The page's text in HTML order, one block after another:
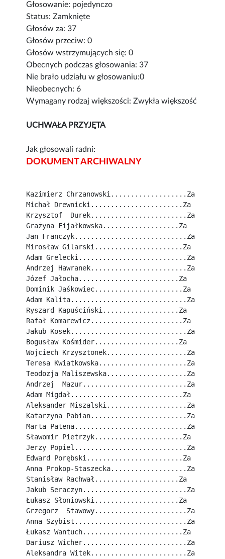
Głosowanie: pojedynczo
Status: Zamknięte
Głosów za: 37
Głosów przeciw: 0
Głosów wstrzymujących się: 0
Obecnych podczas głosowania: 37
Nie brało udziału w głosowaniu:0
Nieobecnych: 6
Wymagany rodzaj większości: Zwykła większość
UCHWAŁA PRZYJĘTA
Jak głosowali radni:
DOKUMENT ARCHIWALNY
Kazimierz Chrzanowski...................Za
Michał Drewnicki.......................Za
Krzysztof  Durek........................Za
Grażyna Fijałkowska...................Za
Jan Franczyk............................Za
Mirosław Gilarski......................Za
Adam Grelecki...........................Za
Andrzej Hawranek........................Za
Józef Jałocha.........................Za
Dominik Jaśkowiec......................Za
Adam Kalita.............................Za
Ryszard Kapuściński...................Za
Rafał Komarewicz.......................Za
Jakub Kosek.............................Za
Bogusław Kośmider.....................Za
Wojciech Krzysztonek....................Za
Teresa Kwiatkowska......................Za
Teodozja Maliszewska....................Za
Andrzej  Mazur..........................Za
Adam Migdał............................Za
Aleksander Miszalski....................Za
Katarzyna Pabian........................Za
Marta Patena............................Za
Sławomir Pietrzyk......................Za
Jerzy Popiel............................Za
Edward Porębski........................Za
Anna Prokop-Staszecka...................Za
Stanisław Rachwał.....................Za
Jakub Seraczyn..........................Za
Łukasz Słoniowski.....................Za
Grzegorz  Stawowy.......................Za
Anna Szybist............................Za
Łukasz Wantuch.........................Za
Dariusz Wicher..........................Za
Aleksandra Witek........................Za